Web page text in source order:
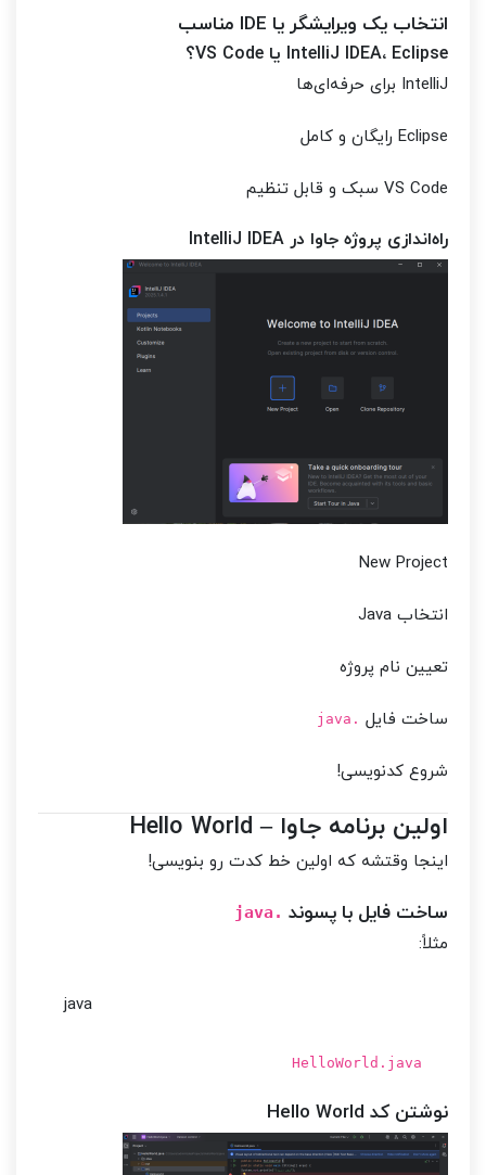
انتخاب یک ویرایشگر یا IDE مناسب
IntelliJ IDEA، Eclipse یا VS Code؟
IntelliJ برای حرفه‌ای‌ها
Eclipse رایگان و کامل
VS Code سبک و قابل تنظیم
راه‌اندازی پروژه جاوا در IntelliJ IDEA
New Project
انتخاب Java
تعیین نام پروژه
ساخت فایل .java
شروع کدنویسی!
اولین برنامه جاوا – Hello World
اینجا وقتشه که اولین خط کدت رو بنویسی!
ساخت فایل با پسوند .java
مثلاً:
java
HelloWorld.java
نوشتن کد Hello World